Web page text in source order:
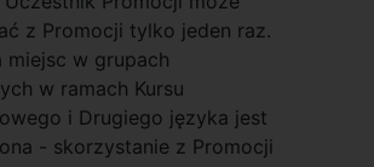
z Promocji tylko jeden raz.
miejsc w grupach
w ramach Kursu
i Drugiego języka jest
- skorzystanie z Promocji